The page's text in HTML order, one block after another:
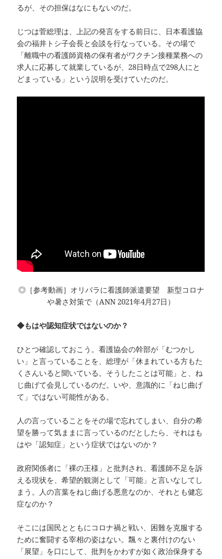
るが、その担保はなにもないのだ。
じつは菅総理は、上記の発言をする前日に、日本看護協
会の福井トシ子会長と会談を行なっている。その場で
「離職中の看護師資格の保有者がワクチン接種業務への
求人に応募して就業しているが、28日時点で298人にと
どまっている」という説明を受けていたのだ。
◎［参考動画］オリパラに看護師派遣要望 新型コロナ
や暑さ対策で（ANN 2021年4月27日）
◆もはや認知症状ではないのか？
ひとつ確認しておこう。看護協会の幹部が「むつかし
い」と言っていることを、総理が「休まれている方もた
くさんいると聞いている。そうしたことは可能」と、ね
じ曲げて会見しているのだ。いや、意識的に「ねじ曲げ
て」ではない可能性がある。
人の言っていることをその場で忘れてしまい、自分の希
望を勝って気ままに言っているのだとしたら、それはも
はや「認知症」という症状ではないのか？
政府関係者に「裸の王様」と批判され、看護師不足を訴
える現状を、希望的観測として「可能」と言いなしてし
まう。人の言葉をねじ曲げる悪意なのか、それとも健忘
症なのか？
そこには国民とともにコロナ禍と戦い、困難を克服する
ために奮闘する宰相の姿はない。飄々と裏付けのない
「展望」を口にして、批判をかわすが如く政治保身する